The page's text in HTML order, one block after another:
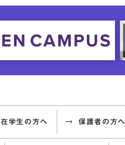
在学生の方へ 保護者の方へ